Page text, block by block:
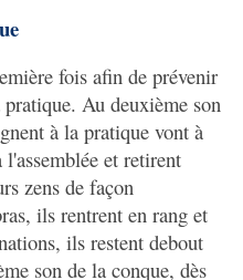
fois afin de prévenir
Au deuxième son
à la pratique vont à
et retirent
zens de façon
ils rentrent en rang et
ils restent debout
son de la conque, dès